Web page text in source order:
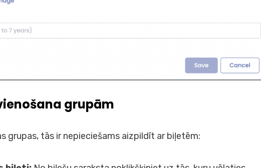
grupām
grupas, tās ir nepieciešams aizpildīt ar biļetēm: